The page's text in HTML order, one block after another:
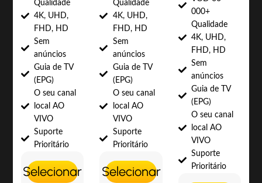
Qualidade
4K, UHD,
FHD, HD
Sem
anúncios
Guia de TV
(EPG)
O seu canal
local AO
VIVO
Suporte
Prioritário
Selecionar
Qualidade
4K, UHD,
FHD, HD
Sem
anúncios
Guia de TV
(EPG)
O seu canal
local AO
VIVO
Suporte
Prioritário
Selecionar
000+
Qualidade
4K, UHD,
FHD, HD
Sem
anúncios
Guia de TV
(EPG)
O seu canal
local AO
VIVO
Suporte
Prioritário